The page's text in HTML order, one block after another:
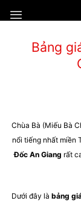
đến
Bảng
Chùa Bà (Miếu Bà
nổi tiếng nhất miền
Đốc An Giang rất
Dưới đây là bảng